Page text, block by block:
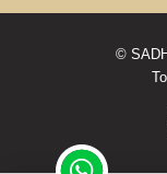
© SADH